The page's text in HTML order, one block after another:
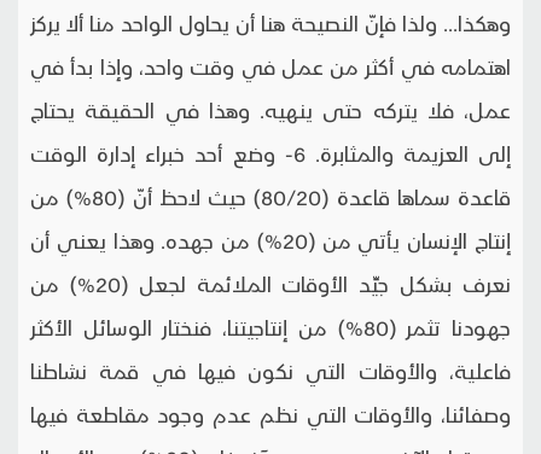
وهكذا... ولذا فإنّ النصيحة هنا أن يحاول الواحد منا ألا يركز
اهتمامه في أكثر من عمل في وقت واحد، وإذا بدأ في
عمل، فلا يتركه حتى ينهيه. وهذا في الحقيقة يحتاج
إلى العزيمة والمثابرة. 6- وضع أحد خبراء إدارة الوقت
قاعدة سماها قاعدة (80/20) حيث لاحظ أنّ (80%) من
إنتاج الإنسان يأتي من (20%) من جهده. وهذا يعني أن
نعرف بشكل جيِّد الأوقات الملائمة لجعل (20%) من
جهودنا تثمر (80%) من إنتاجيتنا، فنختار الوسائل الأكثر
فاعلية، والأوقات التي نكون فيها في قمة نشاطنا
وصفائنا، والأوقات التي نظم عدم وجود مقاطعة فيها